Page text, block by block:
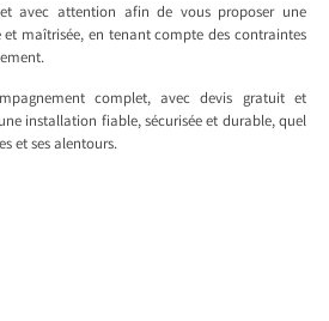
avec attention afin de vous proposer une
maîtrisée, en tenant compte des contraintes
complet, avec devis gratuit et
installation fiable, sécurisée et durable, quel
et ses alentours.